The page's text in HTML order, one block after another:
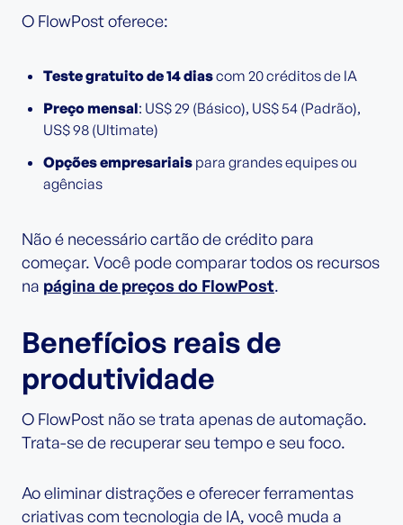
O FlowPost oferece:
Teste gratuito de 14 diascom 20 créditos de IA
Preço mensal: US$ 29 (Básico), US$ 54 (Padrão),
US$ 98 (Ultimate)
Opções empresariais para grandes equipes ou
agências
Não é necessário cartão de crédito para
começar. Você pode comparar todos os recursos
na página de preços do FlowPost.
Benefícios reais de
produtividade
O FlowPost não se trata apenas de automação.
Trata-se de recuperar seu tempo e seu foco.
Ao eliminar distrações e oferecer ferramentas
criativas com tecnologia de IA, você muda a